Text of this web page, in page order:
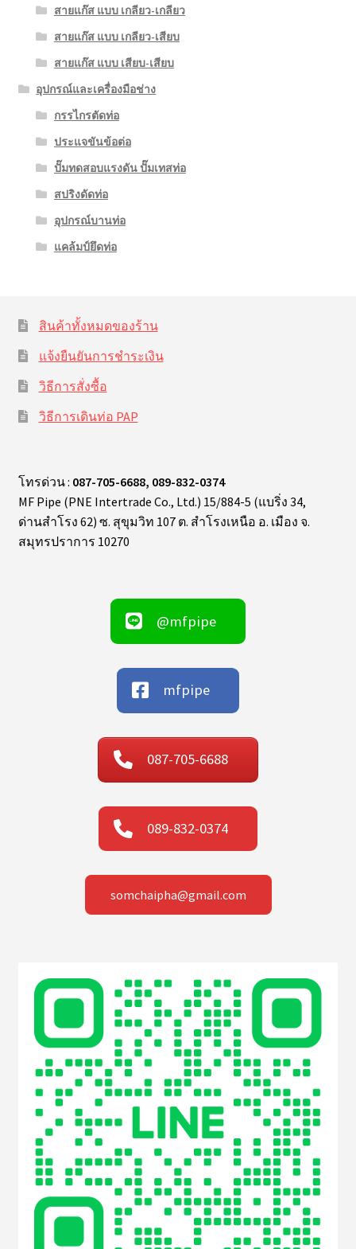
สายแก๊ส แบบ เกลียว-เกลียว
สายแก๊ส แบบ เกลียว-เสียบ
สายแก๊ส แบบ เสียบ-เสียบ
อุปกรณ์และเครื่องมือช่าง
กรรไกรตัดท่อ
ประแจขันข้อต่อ
ปั๊มทดสอบแรงดัน ปั๊มเทสท่อ
สปริงดัดท่อ
อุปกรณ์บานท่อ
แคล้มป์ยึดท่อ
สินค้าทั้งหมดของร้าน
แจ้งยืนยันการชำระเงิน
วิธีการสั่งซื้อ
วิธีการเดินท่อ PAP
โทรด่วน : 087-705-6688, 089-832-0374
MF Pipe (PNE Intertrade Co., Ltd.) 15/884-5 (แบริ่ง 34,
ด่านสำโรง 62) ซ. สุขุมวิท 107 ต. สำโรงเหนือ อ. เมือง จ.
สมุทรปราการ 10270
@mfpipe
mfpipe
087-705-6688
089-832-0374
somchaipha@gmail.com